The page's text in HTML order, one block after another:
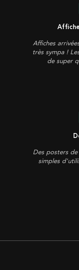
Affiches
très sympa !
de super
Des posters
simples